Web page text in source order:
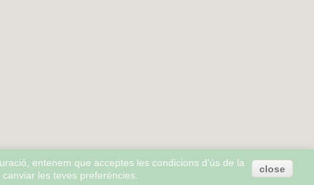
entenem que acceptes les condicions d'ús de la
les teves preferències.
close